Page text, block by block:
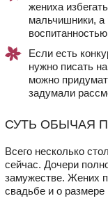
жениха
мальчишники, а
Если есть
нужно писать
можно
задумали
СУТЬ ОБЫЧАЯ
Всего несколько
сейчас. Дочери
замужестве. Жених
свадьбе и о размере